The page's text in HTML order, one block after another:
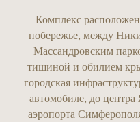
Комплекс
побережье, между
Массандровским
тишиной и обилием
городская
автомобиле, до
аэропорта